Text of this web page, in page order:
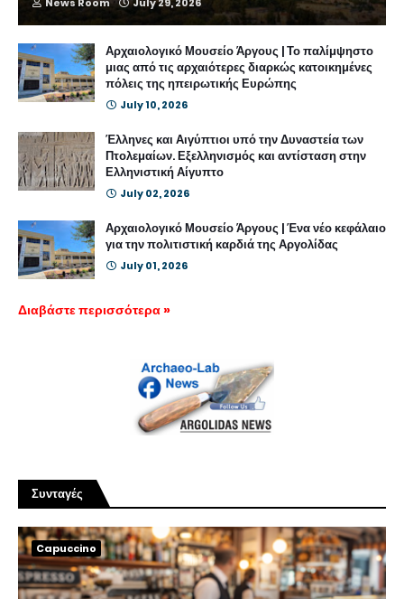
Αρχαιολογικό Μουσείο Άργους | Το παλίμψηστο
μιας από τις αρχαιότερες διαρκώς κατοικημένες
πόλεις της ηπειρωτικής Ευρώπης
July 10, 2026
Έλληνες και Αιγύπτιοι υπό την Δυναστεία των
Πτολεμαίων. Εξελληνισμός και αντίσταση στην
Ελληνιστική Αίγυπτο
July 02, 2026
Αρχαιολογικό Μουσείο Άργους | Ένα νέο κεφάλαιο
για την πολιτιστική καρδιά της Αργολίδας
July 01, 2026
Διαβάστε περισσότερα »
Συνταγές
Capuccino